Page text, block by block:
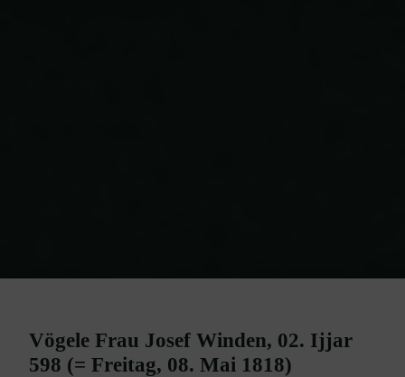
Vögele Frau Josef Winden, 02. Ijjar
598 (= Freitag, 08. Mai 1818)